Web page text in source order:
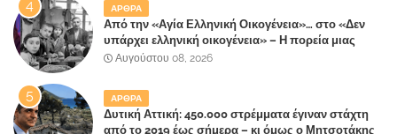
ΑΡΘΡΑ
Από την «Αγία Ελληνική Οικογένεια»… στο «Δεν
υπάρχει ελληνική οικογένεια» – Η πορεία μιας
κοινωνίας που κινδυνεύει να ξεχάσει ποια είναι
Αυγούστου 08, 2026
ΑΡΘΡΑ
Δυτική Αττική: 450.000 στρέμματα έγιναν στάχτη
από το 2019 έως σήμερα – κι όμως ο Μητσοτάκης